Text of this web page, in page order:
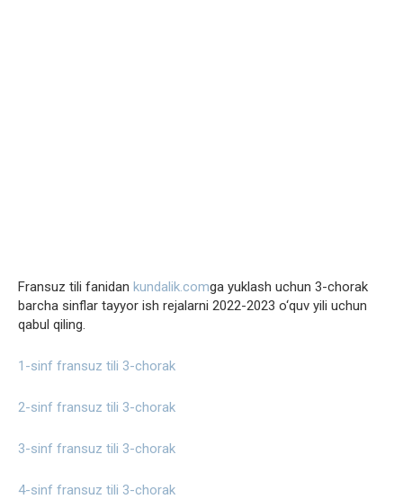
Fransuz tili fanidan kundalik.comga yuklash uchun 3-chorak
barcha sinflar tayyor ish rejalarni 2022-2023 o‘quv yili uchun
qabul qiling.
1-sinf fransuz tili 3-chorak
2-sinf fransuz tili 3-chorak
3-sinf fransuz tili 3-chorak
4-sinf fransuz tili 3-chorak